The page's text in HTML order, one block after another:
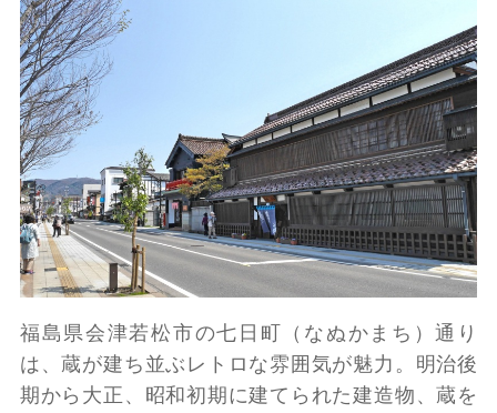
福島県会津若松市の七日町（なぬかまち）通り
は、蔵が建ち並ぶレトロな雰囲気が魅力。明治後
期から大正、昭和初期に建てられた建造物、蔵を